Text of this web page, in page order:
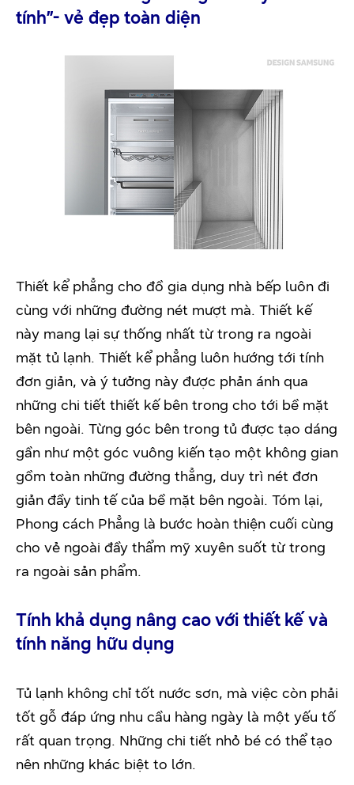
tính”- vẻ đẹp toàn diện
Thiết kể phẳng cho đồ gia dụng nhà bếp luôn đi
cùng với những đường nét mượt mà. Thiết kế
này mang lại sự thống nhất từ trong ra ngoài
mặt tủ lạnh. Thiết kể phẳng luôn hướng tới tính
đơn giản, và ý tưởng này được phản ánh qua
những chi tiết thiết kế bên trong cho tới bề mặt
bên ngoài. Từng góc bên trong tủ được tạo dáng
gần như một góc vuông kiến tạo một không gian
gồm toàn những đường thẳng, duy trì nét đơn
giản đầy tinh tế của bề mặt bên ngoài. Tóm lại,
Phong cách Phẳng là bước hoàn thiện cuối cùng
cho vẻ ngoài đầy thẩm mỹ xuyên suốt từ trong
ra ngoài sản phẩm.
Tính khả dụng nâng cao với thiết kế và
tính năng hữu dụng
Tủ lạnh không chỉ tốt nước sơn, mà việc còn phải
tốt gỗ đáp ứng nhu cầu hàng ngày là một yếu tố
rất quan trọng. Những chi tiết nhỏ bé có thể tạo
nên những khác biệt to lớn.